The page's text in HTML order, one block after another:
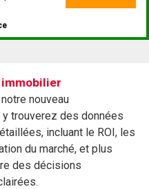
nouveau
y trouverez des données
incluant le ROI, les
du marché, et plus
des décisions